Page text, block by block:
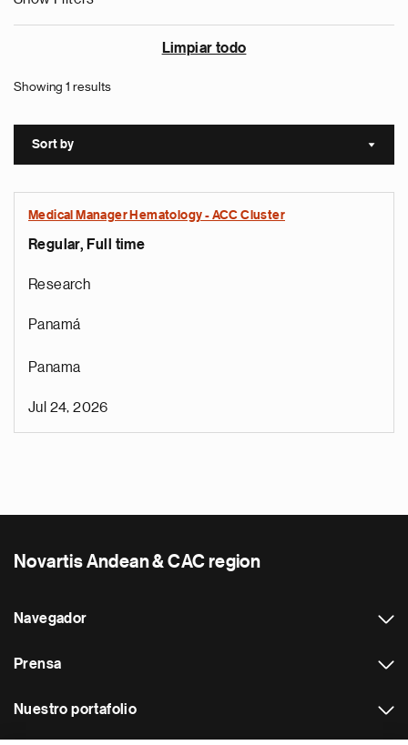
Limpiar todo
Showing 1 results
Sort by Sort
Medical Manager Hematology - ACC Cluster
Regular, Full time
Research
Panamá
Panama
Jul 24, 2026
Novartis Andean & CAC region
Navegador
Prensa
Nuestro portafolio